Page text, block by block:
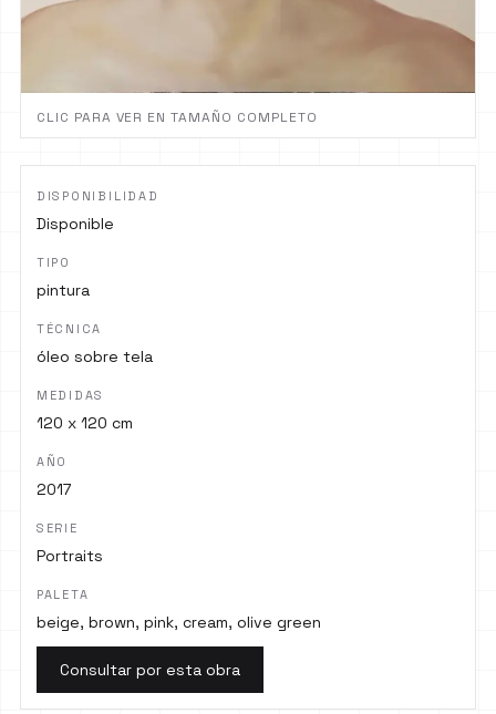
CLIC PARA VER EN TAMAÑO COMPLETO
DISPONIBILIDAD
Disponible
TIPO
pintura
TÉCNICA
óleo sobre tela
MEDIDAS
120 x 120 cm
AÑO
2017
SERIE
Portraits
PALETA
beige, brown, pink, cream, olive green
Consultar por esta obra